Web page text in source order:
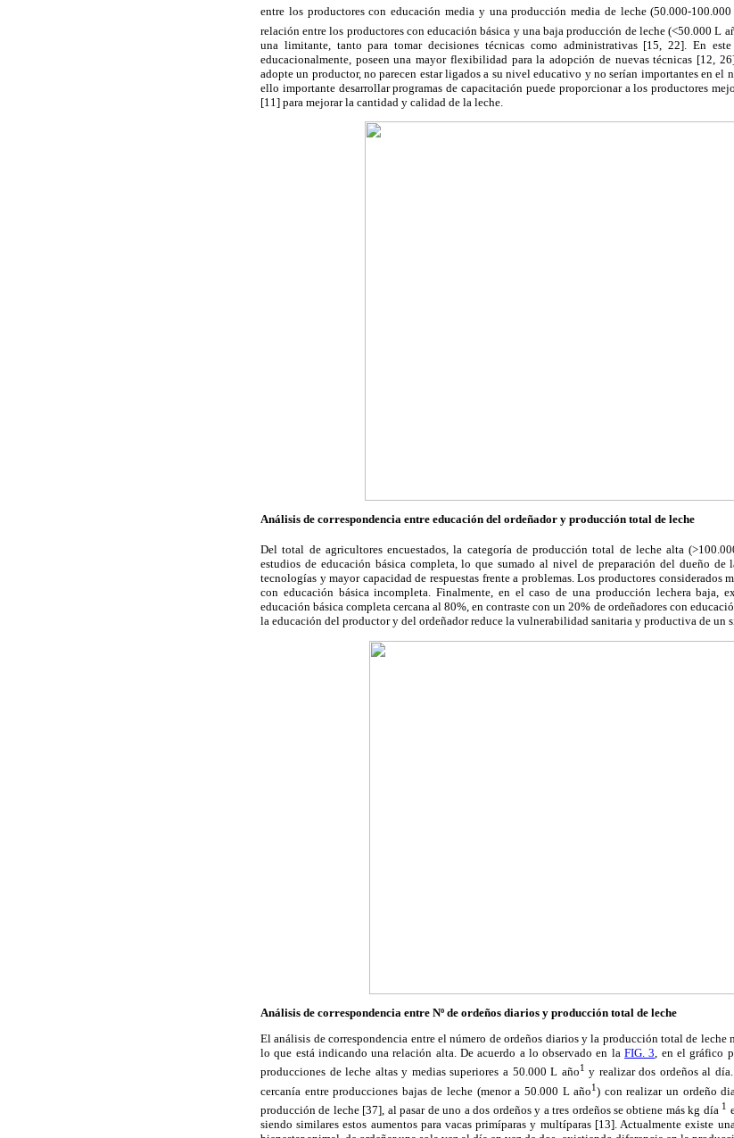
entre los productores con educación media y una producción media de leche (50.000-
relación entre los productores con educación básica y una baja producción de leche (<50.000 L
una limitante, tanto para tomar decisiones técnicas como administrativas [15, 22]. En
educacionalmente, poseen una mayor flexibilidad para la adopción de nuevas técnicas [12,
adopte un productor, no parecen estar ligados a su nivel educativo y no serían importantes en el
ello importante desarrollar programas de capacitación puede proporcionar a los productores
[11] para mejorar la cantidad y calidad de la leche.
Análisis de correspondencia entre educación del ordeñador y producción total de leche
Del total de agricultores encuestados, la categoría de producción total de leche alta
estudios de educación básica completa, lo que sumado al nivel de preparación del dueño de
tecnologías y mayor capacidad de respuestas frente a problemas. Los productores considerados
con educación básica incompleta. Finalmente, en el caso de una producción lechera baja,
educación básica completa cercana al 80%, en contraste con un 20% de ordeñadores con
la educación del productor y del ordeñador reduce la vulnerabilidad sanitaria y productiva de un
Análisis de correspondencia entre Nº de ordeños diarios y producción total de leche
El análisis de correspondencia entre el número de ordeños diarios y la producción total de leche
lo que está indicando una relación alta. De acuerdo a lo observado en laFIG. 3 , en el gráfico
producciones de leche altas y medias superiores a 50.000 L año1 y realizar dos ordeños al
cercanía entre producciones bajas de leche (menor a 50.000 L año1) con realizar un ordeño
producción de leche [37], al pasar de uno a dos ordeños y a tres ordeños se obtiene más kg día 1
siendo similares estos aumentos para vacas primíparas y multíparas [13]. Actualmente existe